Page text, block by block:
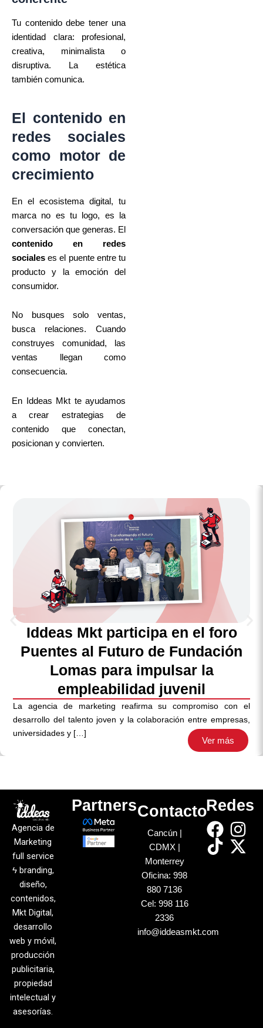
Tu contenido debe tener una
identidad clara: profesional,
creativa, minimalista o
disruptiva. La estética
también comunica.
El contenido en
redes sociales
como motor de
crecimiento
En el ecosistema digital, tu
marca no es tu logo, es la
conversación que generas. El
contenido en redes
sociales es el puente entre tu
producto y la emoción del
consumidor.
No busques solo ventas,
busca relaciones. Cuando
construyes comunidad, las
ventas llegan como
consecuencia.
En Iddeas Mkt te ayudamos
a crear estrategias de
contenido que conectan,
posicionan y convierten.
Iddeas Mkt participa en el foro
Puentes al Futuro de Fundación
Lomas para impulsar la
empleabilidad juvenil
Ver más
La agencia de marketing reafirma su compromiso con el
desarrollo del talento joven y la colaboración entre empresas,
universidades y […]
Agencia de
Marketing
full service
ϟ branding,
diseño,
contenidos,
Mkt Digital,
desarrollo
web y móvil,
producción
publicitaria,
propiedad
intelectual y
asesorías.
PartnersContacto
Cancún |
CDMX |
Monterrey
Oficina: 998
880 7136
Cel: 998 116
2336
info@iddeasmkt.com
Redes